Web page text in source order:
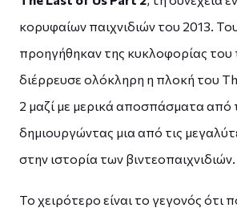
κορυφαίων παιχνιδιών του 2013.
προηγήθηκαν της κυκλοφορίας του
διέρρευσε ολόκληρη η πλοκή του
2 μαζί με μερικά αποσπάσματα από
δημιουργώντας μια από τις
στην ιστορία των βιντεοπαιχνιδιών.
Το χειρότερο είναι το γεγονός ότι